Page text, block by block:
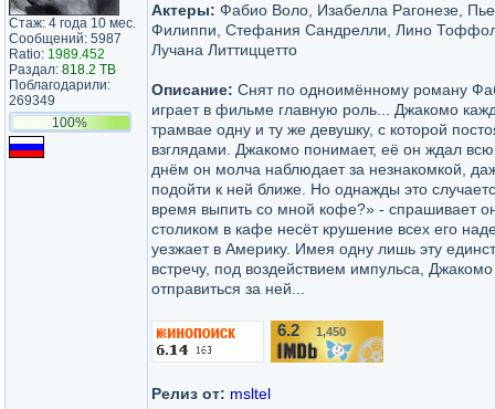
Стаж: 4 года 10 мес.
Сообщений: 5987
Ratio: 1989.452
Раздал: 818.2 TB
Поблагодарили:
269349
100%
Актеры: Фабио Воло, Изабелла Рагонезе,
Филиппи, Стефания Сандрелли, Лино
Лучана Литтиццетто
Описание: Снят по одноимённому роману
играет в фильме главную роль... Джакомо
трамвае одну и ту же девушку, с которой
взглядами. Джакомо понимает, её он ждал
днём он молча наблюдает за незнакомкой,
подойти к ней ближе. Но однажды это
время выпить со мной кофе?» - спрашивает
столиком в кафе несёт крушение всех его
уезжает в Америку. Имея одну лишь эту
встречу, под воздействием импульса,
отправиться за ней...
6.2 1,450
Релиз от: msltel